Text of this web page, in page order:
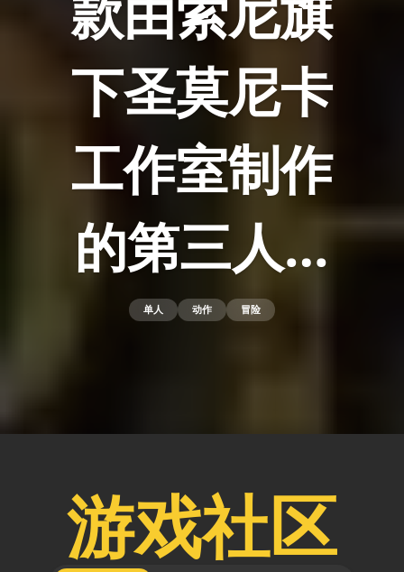
下圣莫尼卡
工作室制作
的第三人…
单人 动作 冒险
游戏社区